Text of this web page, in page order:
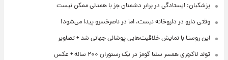
پزشکیان: ایستادگی در برابر دشمنان جز با همدلی ممکن نیست
وقتی دارو در داروخانه نیست، اما در ناصرخسرو پیدا می‌شود!
این روستا با نمایش خلاقیت‌هایی پوشالی جهانی شد + تصاویر
تولد لاکچری همسر سلنا گومز در یک رستوران ۲۰۰ ساله + عکس